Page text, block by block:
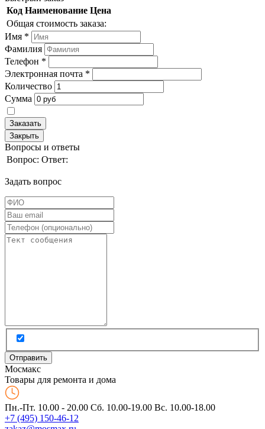
Код Наименование Цена
Общая стоимость заказа:
Имя *
Фамилия
Телефон *
Электронная почта *
Количество
Сумма
Заказать
Закрыть
Вопросы и ответы
Вопрос: Ответ:
Задать вопрос
Мосмакс
Товары для ремонта и дома
Пн.-Пт. 10.00 - 20.00 Сб. 10.00-19.00 Вс. 10.00-18.00
+7 (495) 150-46-12